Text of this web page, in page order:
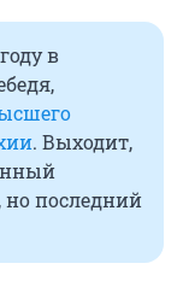
в
. Выходит,
но последний